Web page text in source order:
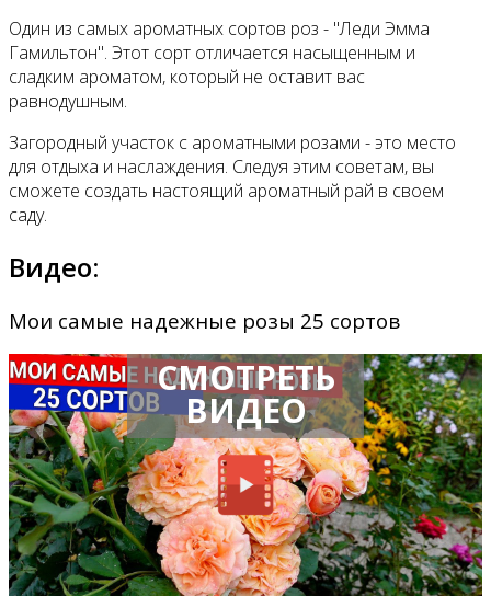
Один из самых ароматных сортов роз - "Леди Эмма
Гамильтон". Этот сорт отличается насыщенным и
сладким ароматом, который не оставит вас
равнодушным.
Загородный участок с ароматными розами - это место
для отдыха и наслаждения. Следуя этим советам, вы
сможете создать настоящий ароматный рай в своем
саду.
Видео:
Мои самые надежные розы 25 сортов
СМОТРЕТЬ
ВИДЕО